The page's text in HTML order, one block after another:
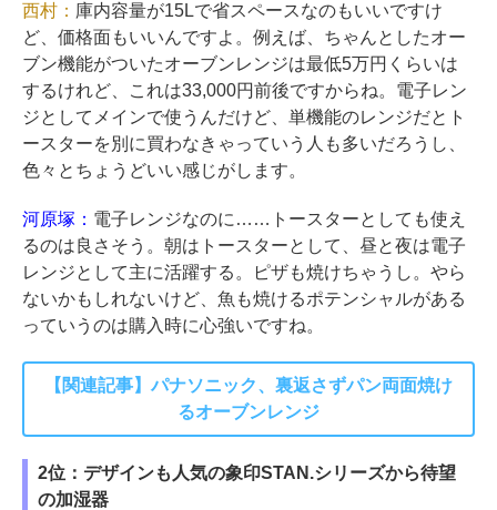
西村： 庫内容量が15Lで省スペースなのもいいですけ
ど、価格面もいいんですよ。例えば、ちゃんとしたオー
ブン機能がついたオーブンレンジは最低5万円くらいは
するけれど、これは33,000円前後ですからね。電子レン
ジとしてメインで使うんだけど、単機能のレンジだとト
ースターを別に買わなきゃっていう人も多いだろうし、
色々とちょうどいい感じがします。
河原塚： 電子レンジなのに……トースターとしても使え
るのは良さそう。朝はトースターとして、昼と夜は電子
レンジとして主に活躍する。ピザも焼けちゃうし。やら
ないかもしれないけど、魚も焼けるポテンシャルがある
っていうのは購入時に心強いですね。
【関連記事】パナソニック、裏返さずパン両面焼け
るオーブンレンジ
2位：デザインも人気の象印STAN.シリーズから待望
の加湿器